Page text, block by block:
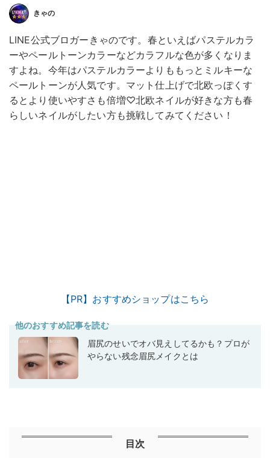
きゃの
LINE公式ブロガーきゃのです。春といえばパステルカラ
ーやペールトーンカラーなどカラフルな色が多くなりま
すよね。今年はパステルカラーよりももっとミルキーな
ペールトーンが人気です。マット仕上げで北欧っぽくす
るとより使いやすさも倍増♡北欧ネイルが好きな方も春
らしいネイルがしたい方も挑戦してみてください！
【PR】おすすめショップはこちら
他のおすすめ記事を読む
眉尻のせいでオバ見えしてるかも？プロが
やらない残念眉尻メイクとは
目次